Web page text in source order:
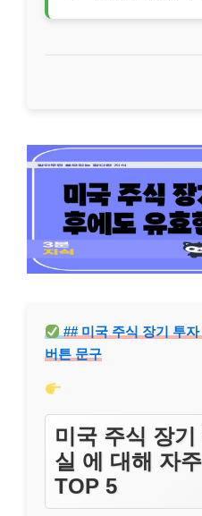
## 미국 주식 장기 투
버튼 문구
미국 주식 장
실 에 대해 자
TOP 5